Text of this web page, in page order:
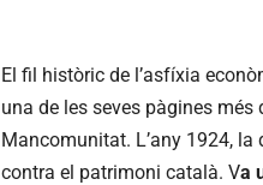
El fil històric de l’asfíxia
una de les seves pàgines
Mancomunitat. L’any 1924,
contra el patrimoni català. Va